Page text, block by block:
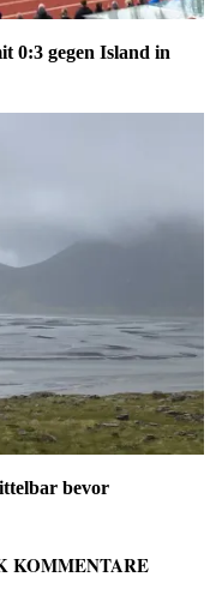
0:3 gegen Island in
bevor
KOMMENTARE